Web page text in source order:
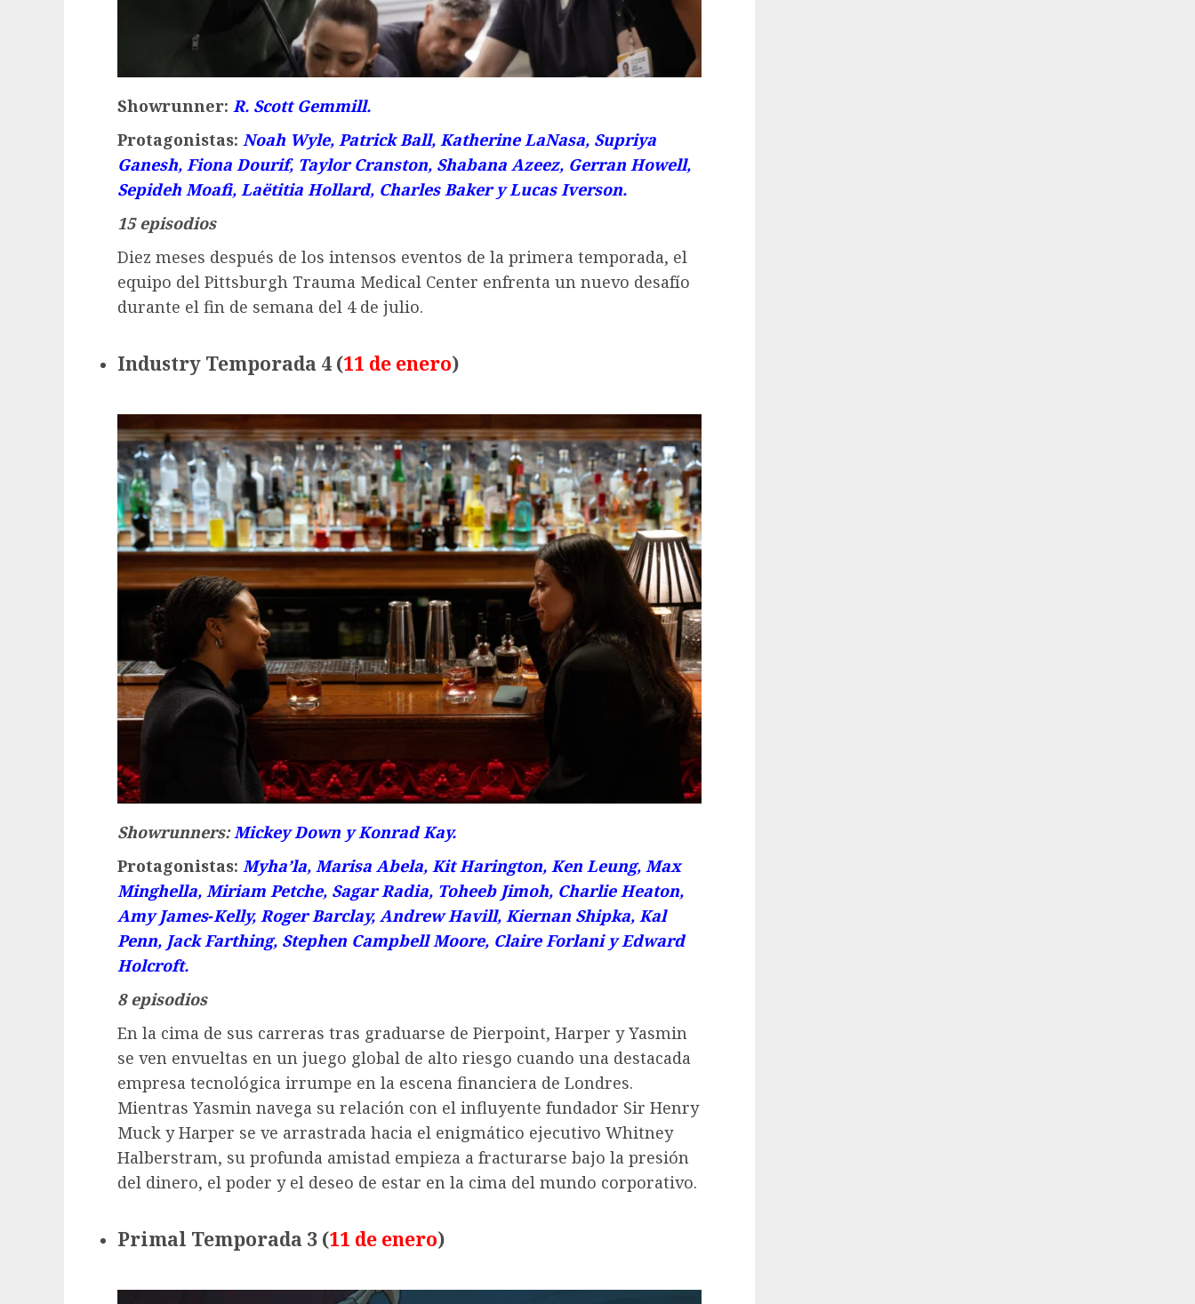
Showrunner: R. Scott Gemmill.
Protagonistas: Noah Wyle, Patrick Ball, Katherine LaNasa, Supriya
Ganesh, Fiona Dourif, Taylor Cranston, Shabana Azeez, Gerran Howell,
Sepideh Moafi, Laëtitia Hollard, Charles Baker y Lucas Iverson.
15 episodios
Diez meses después de los intensos eventos de la primera temporada, el
equipo del Pittsburgh Trauma Medical Center enfrenta un nuevo desafío
durante el fin de semana del 4 de julio.
Industry Temporada 4 (11 de enero)
Showrunners: Mickey Down y Konrad Kay.
Protagonistas: Myha’la, Marisa Abela, Kit Harington, Ken Leung, Max
Minghella, Miriam Petche, Sagar Radia, Toheeb Jimoh, Charlie Heaton,
Amy James‑Kelly, Roger Barclay, Andrew Havill, Kiernan Shipka, Kal
Penn, Jack Farthing, Stephen Campbell Moore, Claire Forlani y Edward
Holcroft.
8 episodios
En la cima de sus carreras tras graduarse de Pierpoint, Harper y Yasmin
se ven envueltas en un juego global de alto riesgo cuando una destacada
empresa tecnológica irrumpe en la escena financiera de Londres.
Mientras Yasmin navega su relación con el influyente fundador Sir Henry
Muck y Harper se ve arrastrada hacia el enigmático ejecutivo Whitney
Halberstram, su profunda amistad empieza a fracturarse bajo la presión
del dinero, el poder y el deseo de estar en la cima del mundo corporativo.
Primal Temporada 3 (11 de enero)